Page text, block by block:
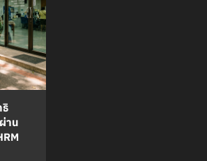
ธิ
าน